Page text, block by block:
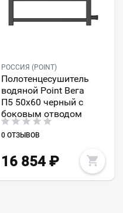
РОССИЯ (POINT)
Полотенцесушитель
водяной Point Вега
П5 50x60 черный с
боковым отводом
0 ОТЗЫВОВ
16 854₽